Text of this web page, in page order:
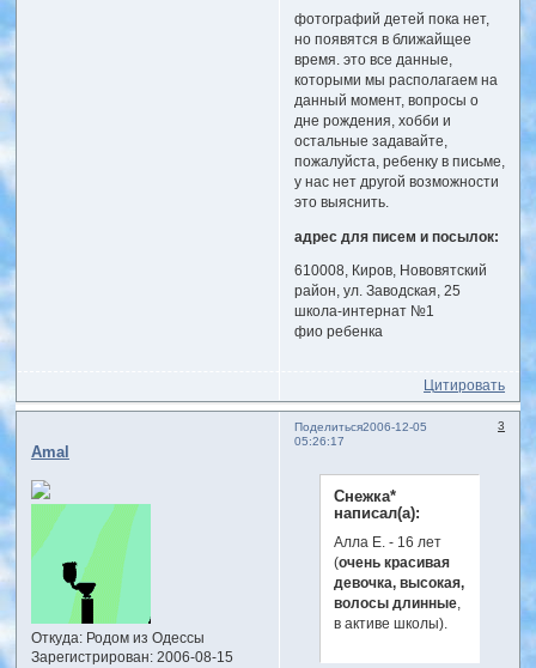
фотографий детей пока нет,
но появятся в ближайщее
время. это все данные,
которыми мы располагаем на
данный момент, вопросы о
дне рождения, хобби и
остальные задавайте,
пожалуйста, ребенку в письме,
у нас нет другой возможности
это выяснить.
адрес для писем и посылок:
610008, Киров, Нововятский
район, ул. Заводская, 25
школа-интернат №1
фио ребенка
Цитировать
Поделиться 3
2006-12-05
05:26:17
Amal
Откуда:Родом из Одессы
Зарегистрирован: 2006-08-15
Снежка*
написал(а):
Алла Е. - 16 лет
(очень красивая
девочка, высокая,
волосы длинные
в активе школы).